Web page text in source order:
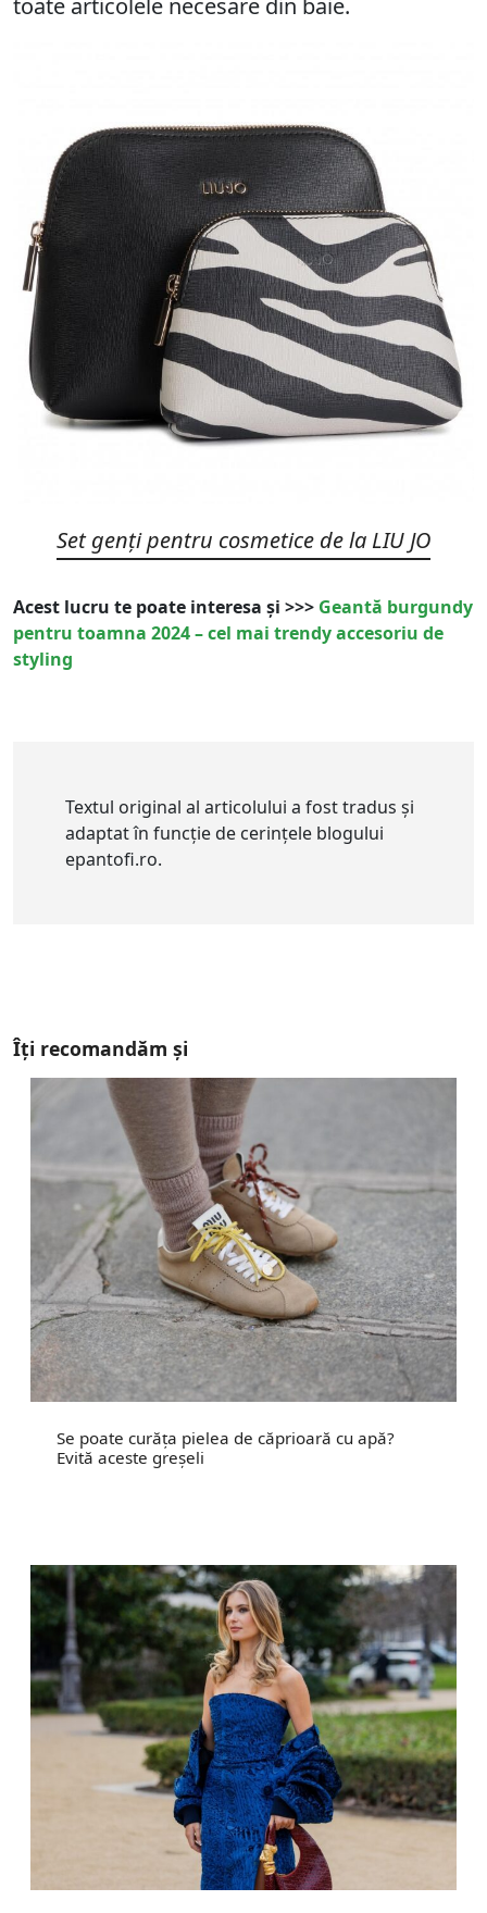
toate articolele necesare din baie.
Set genți pentru cosmetice de la LIU JO
Acest lucru te poate interesa și >>> Geantă burgundy
pentru toamna 2024 – cel mai trendy accesoriu de
styling
Textul original al articolului a fost tradus și
adaptat în funcție de cerințele blogului
epantofi.ro.
Îți recomandăm și
Se poate curăța pielea de căprioară cu apă?
Evită aceste greșeli